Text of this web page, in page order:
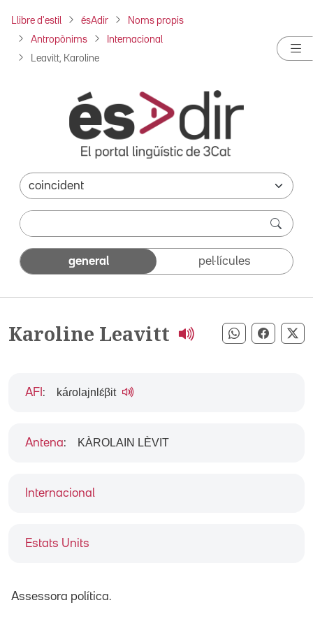
Llibre d'estil ésAdir Noms propis
Antropònims Internacional
Leavitt, Karoline
general pel·lícules
Karoline Leavitt Compartir
Internacional
Estats Units
AFI : káɾolajnlɛ́βit
Antena: KÀROLAIN LÈVIT
Assessora política.